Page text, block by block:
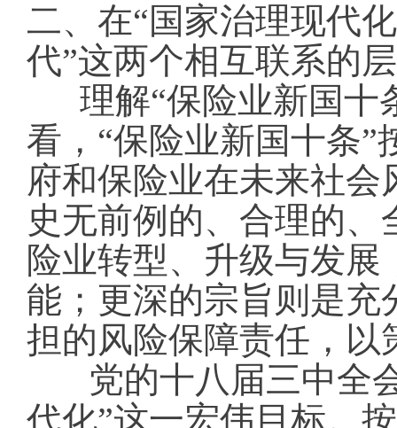
二、在“国家治理现代
代”这两个相互联系的
理解“保险业新国十
看，“保险业新国十条
府和保险业在未来社
史无前例的、合理的
险业转型、升级与发
能；更深的宗旨则是
担的风险保障责任，以
党的十八届三中全
代化”这一宏伟目标。